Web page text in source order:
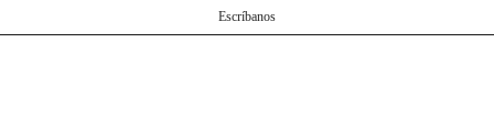
Escríbanos